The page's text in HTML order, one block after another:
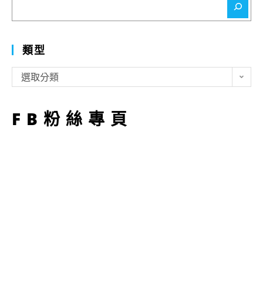
類型
型
選取分類
FB粉絲專頁